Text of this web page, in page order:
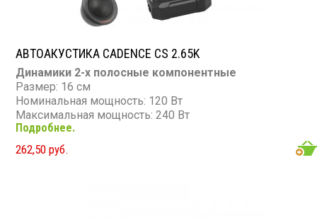
АВТОАКУСТИКА CADENCE CS 2.65K
Динамики 2-х полосные компонентные
Размер: 16 см
Номинальная мощность: 120 Вт
Максимальная мощность: 240 Вт
Диапазон частот: 65 - 20 000 Гц
Чувствительность: 90 дБ
Сопротивление: 4 Ом
Подробнее.
262,50 руб.